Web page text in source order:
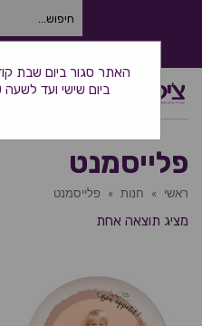
פלייסמנט
ראשי » חנות » פלייסמנט
מציג תוצאה אחת
ביום שישי ועד לשעה 20:00 במוצאי השבת